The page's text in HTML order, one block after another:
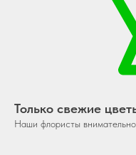
Только свежие
Наши флористы